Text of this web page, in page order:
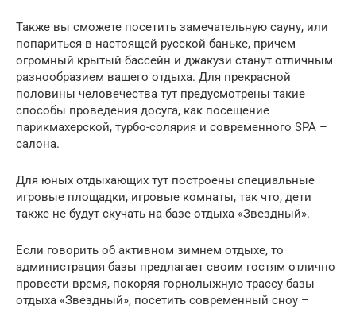
Также вы сможете посетить замечательную сауну, или
попариться в настоящей русской баньке, причем
огромный крытый бассейн и джакузи станут отличным
разнообразием вашего отдыха. Для прекрасной
половины человечества тут предусмотрены такие
способы проведения досуга, как посещение
парикмахерской, турбо-солярия и современного SPA –
салона.
Для юных отдыхающих тут построены специальные
игровые площадки, игровые комнаты, так что, дети
также не будут скучать на базе отдыха «Звездный».
Если говорить об активном зимнем отдыхе, то
администрация базы предлагает своим гостям отлично
провести время, покоряя горнолыжную трассу базы
отдыха «Звездный», посетить современный сноу –